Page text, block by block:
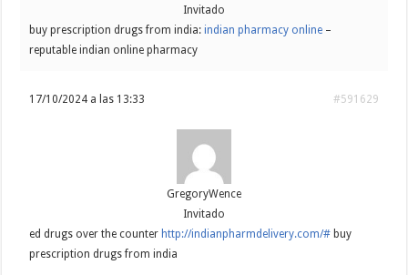
Invitado
buy prescription drugs from india:indian pharmacy online –
reputable indian online pharmacy
17/10/2024 a las 13:33 #591629
GregoryWence
Invitado
ed drugs over the counter http://indianpharmdelivery.com/# buy
prescription drugs from india